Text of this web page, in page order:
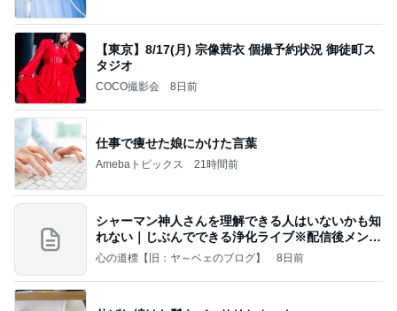
【東京】8/17(月) 宗像茜衣 個撮予約状況 御徒町ス
タジオ
COCO撮影会 8日前
仕事で痩せた娘にかけた言葉
Amebaトピックス 21時間前
シャーマン神人さんを理解できる人はいないかも知
れない｜じぶんでできる浄化ライブ※配信後メンバ
ー限
心の道標【旧：ヤ～ベェのブログ】 8日前